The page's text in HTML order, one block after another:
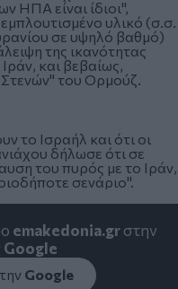
ΗΠΑ είναι ίδιοι",
υλικό (σ.σ.
σε υψηλό βαθμό)
της ικανότητας
και βεβαίως,
του Ορμούζ.
το Ισραήλ και ότι οι
δήλωσε ότι σε
του πυρός με το Ιράν,
σενάριο".
emakedonia.grστην
Google
Google